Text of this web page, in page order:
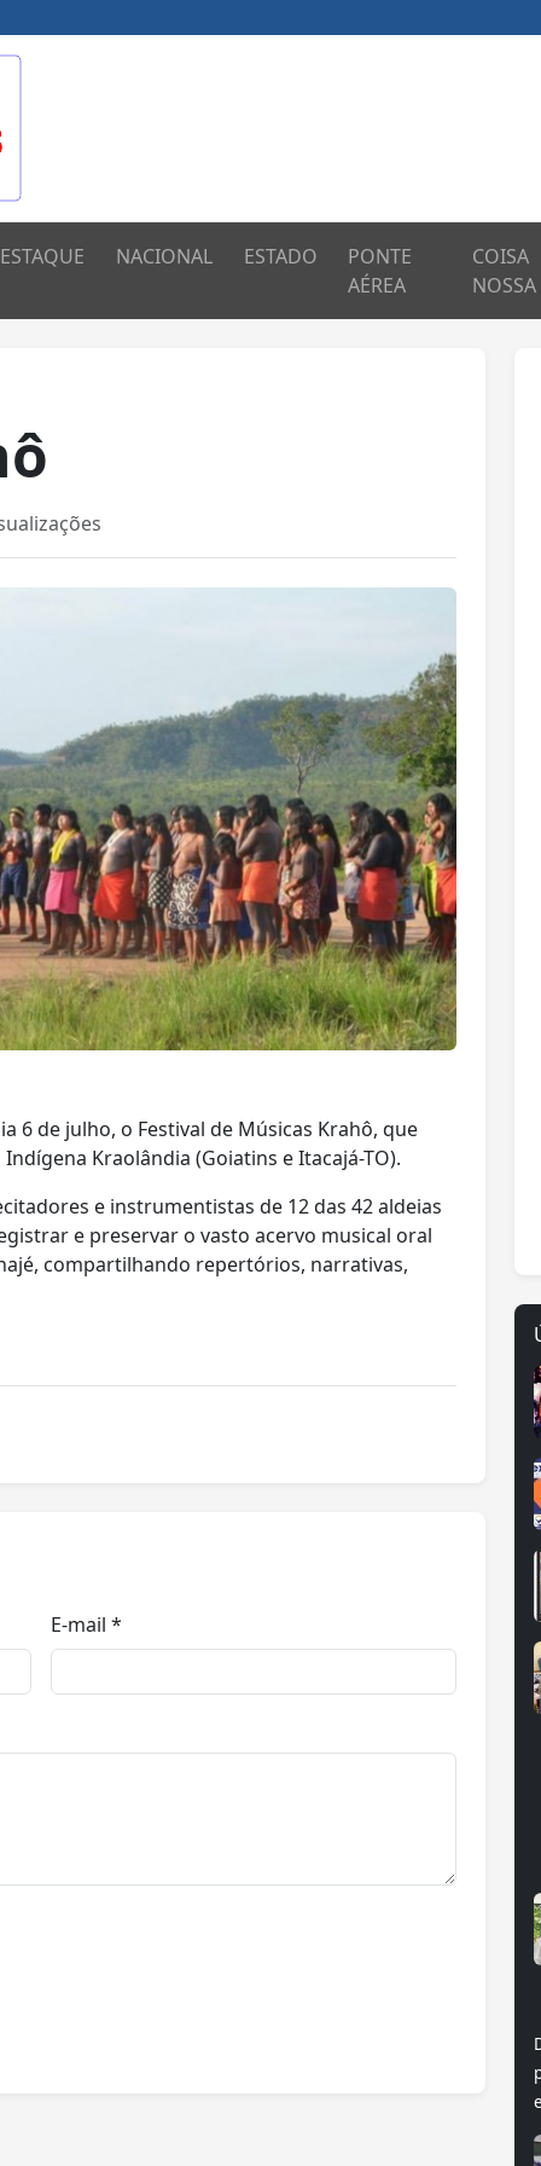
NACIONAL ESTADO
PONTE
AÉREA
COISA
NOSSA
6 de julho, o Festival de Músicas Krahô, que
Kraolândia (Goiatins e Itacajá-TO).
e instrumentistas de 12 das 42 aldeias
e preservar o vasto acervo musical oral
compartilhando repertórios, narrativas,
E-mail *